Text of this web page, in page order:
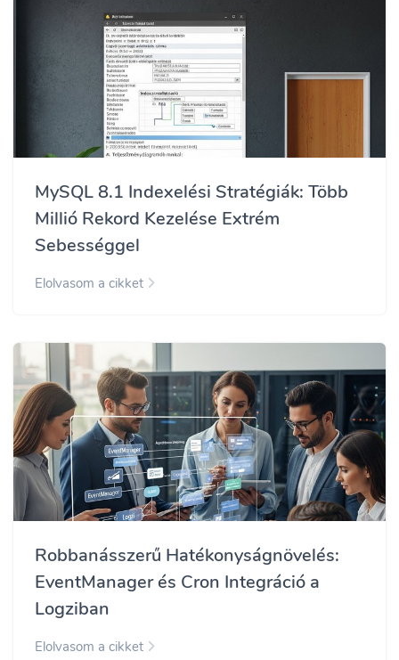
MySQL 8.1 Indexelési Stratégiák: Több
Millió Rekord Kezelése Extrém
Sebességgel
Elolvasom a cikket
Robbanásszerű Hatékonyságnövelés:
EventManager és Cron Integráció a
Logziban
Elolvasom a cikket